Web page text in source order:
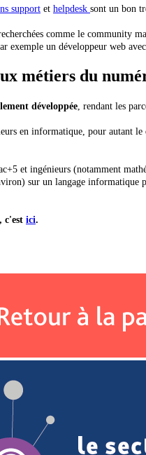
support et helpdesk sont un bon
comme le community
exemple un développeur web
métiers du
développée, rendant les
en informatique, pour autant
et ingénieurs (notamment
sur un langage
c'est ici.